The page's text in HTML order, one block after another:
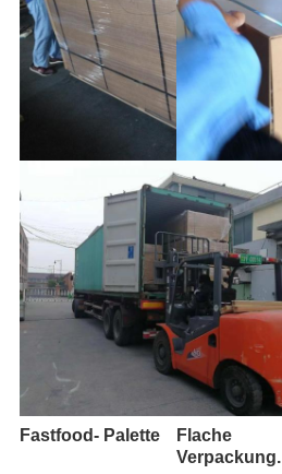
Fastfood- Palette
Flache
Verpackung.